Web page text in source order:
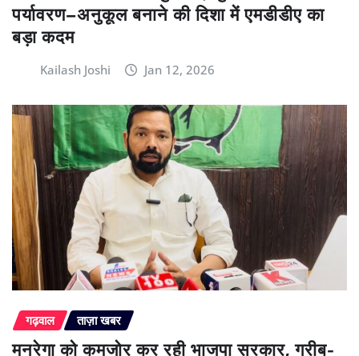
पर्यावरण–अनुकूल बनाने की दिशा में एमडीडीए का
बड़ा कदम
Kailash Joshi Jan 12, 2026
गढ़वाल ताज़ा खबर